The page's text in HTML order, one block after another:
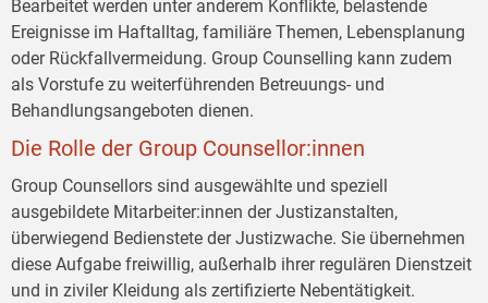
Bearbeitet werden unter anderem Konflikte, belastende
Ereignisse im Haftalltag, familiäre Themen, Lebensplanung
oder Rückfallvermeidung. Group Counselling kann zudem
als Vorstufe zu weiterführenden Betreuungs- und
Behandlungsangeboten dienen.
Die Rolle der Group Counsellor:innen
Group Counsellors sind ausgewählte und speziell
ausgebildete Mitarbeiter:innen der Justizanstalten,
überwiegend Bedienstete der Justizwache. Sie übernehmen
diese Aufgabe freiwillig, außerhalb ihrer regulären Dienstzeit
und in ziviler Kleidung als zertifizierte Nebentätigkeit.